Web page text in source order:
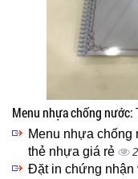
Menu nhựa chống nước:
Menu nhựa chống
thẻ nhựa giá rẻ
Đặt in chứng nhận